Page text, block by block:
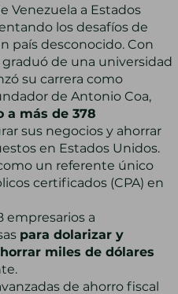
Venezuela a Estados
los desafíos de
país desconocido. Con
de una universidad
su carrera como
de Antonio Coa,
a más de 378
sus negocios y ahorrar
en Estados Unidos.
un referente único
certificados (CPA) en
empresarios a
para dolarizar y
miles de dólares
de ahorro fiscal